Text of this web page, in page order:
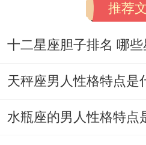
旅行时别总戴着降噪耳
同学群里的潜水党也值
心动的别怂。直通约对
推荐
十二星座胆子排名 哪些